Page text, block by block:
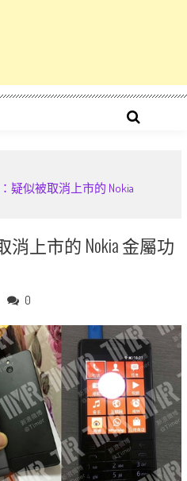
疑似被取消上市的 Nokia
上市的 Nokia 金屬功
0